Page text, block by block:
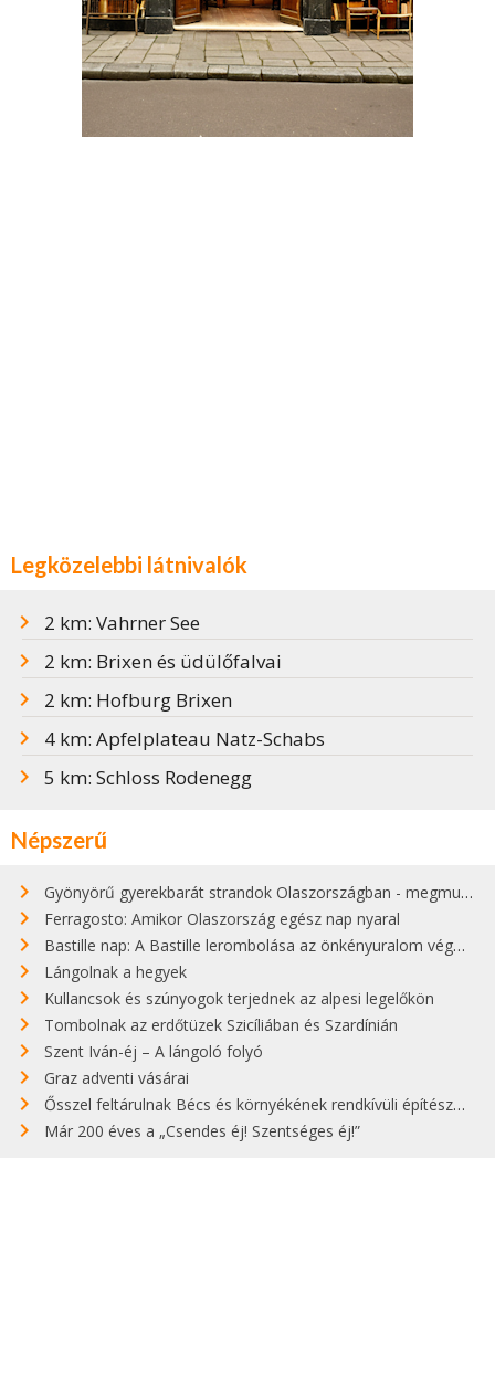
Legközelebbi látnivalók
2 km: Vahrner See
2 km: Brixen és üdülőfalvai
2 km: Hofburg Brixen
4 km: Apfelplateau Natz-Schabs
5 km: Schloss Rodenegg
Népszerű
Gyönyörű gyerekbarát strandok Olaszországban - megmutatjuk a 15 legjobbat
Ferragosto: Amikor Olaszország egész nap nyaral
Bastille nap: A Bastille lerombolása az önkényuralom végét jelentette
Lángolnak a hegyek
Kullancsok és szúnyogok terjednek az alpesi legelőkön
Tombolnak az erdőtüzek Szicíliában és Szardínián
Szent Iván-éj – A lángoló folyó
Graz adventi vásárai
Ősszel feltárulnak Bécs és környékének rendkívüli építészeti kincsei
Már 200 éves a „Csendes éj! Szentséges éj!”